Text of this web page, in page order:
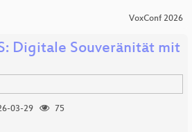
VoxConf 2026
Digitale Souveränität mit
03-29
75